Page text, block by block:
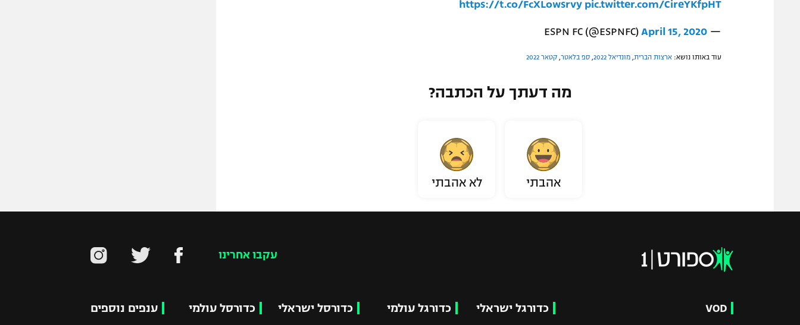
https://t.co/FcXLowsrvy pic.twitter.com/CireYKfpHT
— ESPN FC (@ESPNFC)
April 15, 2020
עוד באותו נושא: ארצות הברית מונדיאל 2022 ספ בלאטר קטאר 2022
מה דעתך על הכתבה?
אהבתי לא אהבתי
עקבו אחרינו
VOD
כדורגל ישראלי כדורגל עולמי כדורסל ישראלי כדורסל עולמי ענפים נוספים